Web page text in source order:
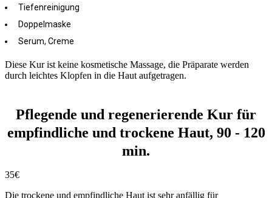
Tiefenreinigung
Doppelmaske
Serum, Creme
Diese Kur ist keine kosmetische Massage, die Präparate werden
durch leichtes Klopfen in die Haut aufgetragen.
Pflegende und regenerierende Kur für
empfindliche und trockene Haut, 90 - 120
min.
35€
Die trockene und empfindliche Haut ist sehr anfällig für